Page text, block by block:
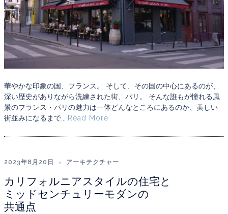
華やかな印象の国、フランス。 そして、その国の中心にあるのが、
深い歴史がありながら洗練された街、パリ。 そんな誰もが憧れる風
景のフランス・パリの魅力は一体どんなところにあるのか、美しい
街並みになるまで...
Read More
2023年8月20日 アーキテクチャー
カリフォルニアスタイルの住宅と
ミッドセンチュリーモダンの
共通点